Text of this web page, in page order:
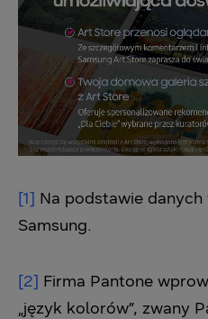
[1] Na podstawie
Samsung.
[2] Firma Pantone
„język kolorów”, zwany